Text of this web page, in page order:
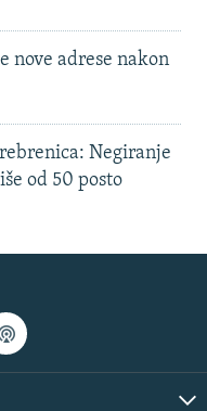
nove adrese nakon
Negiranje
od 50 posto